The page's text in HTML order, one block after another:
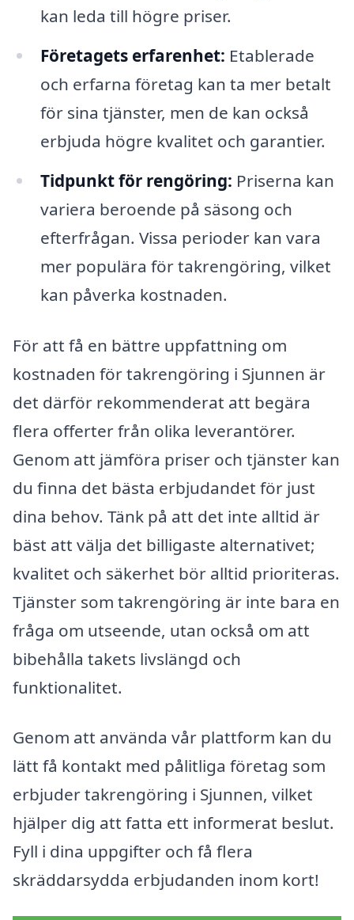
kan leda till högre priser.
Företagets erfarenhet: Etablerade
och erfarna företag kan ta mer betalt
för sina tjänster, men de kan också
erbjuda högre kvalitet och garantier.
Tidpunkt för rengöring: Priserna kan
variera beroende på säsong och
efterfrågan. Vissa perioder kan vara
mer populära för takrengöring, vilket
kan påverka kostnaden.
För att få en bättre uppfattning om
kostnaden för takrengöring i Sjunnen är
det därför rekommenderat att begära
flera offerter från olika leverantörer.
Genom att jämföra priser och tjänster kan
du finna det bästa erbjudandet för just
dina behov. Tänk på att det inte alltid är
bäst att välja det billigaste alternativet;
kvalitet och säkerhet bör alltid prioriteras.
Tjänster som takrengöring är inte bara en
fråga om utseende, utan också om att
bibehålla takets livslängd och
funktionalitet.
Genom att använda vår plattform kan du
lätt få kontakt med pålitliga företag som
erbjuder takrengöring i Sjunnen, vilket
hjälper dig att fatta ett informerat beslut.
Fyll i dina uppgifter och få flera
skräddarsydda erbjudanden inom kort!